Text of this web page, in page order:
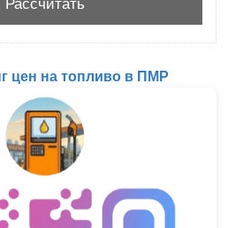
цен на топливо в ПМР